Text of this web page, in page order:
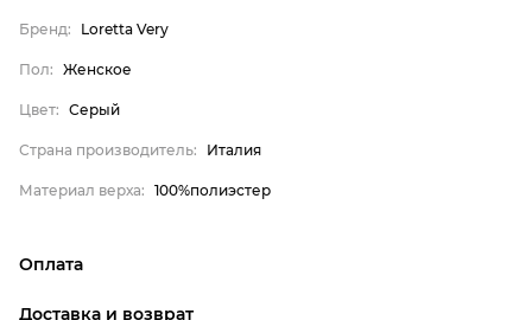
Бренд
Цвет
Бренд: Loretta Very
Пол: Женское
Цвет: Серый
Страна производитель: Италия
Материал верха: 100%полиэстер
Оплата
Доставка и возврат